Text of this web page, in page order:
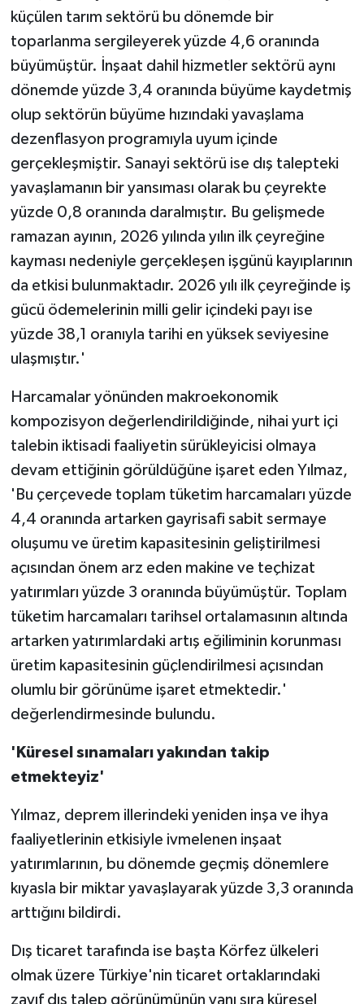
küçülen tarım sektörü bu dönemde bir
toparlanma sergileyerek yüzde 4,6 oranında
büyümüştür. İnşaat dahil hizmetler sektörü aynı
dönemde yüzde 3,4 oranında büyüme kaydetmiş
olup sektörün büyüme hızındaki yavaşlama
dezenflasyon programıyla uyum içinde
gerçekleşmiştir. Sanayi sektörü ise dış talepteki
yavaşlamanın bir yansıması olarak bu çeyrekte
yüzde 0,8 oranında daralmıştır. Bu gelişmede
ramazan ayının, 2026 yılında yılın ilk çeyreğine
kayması nedeniyle gerçekleşen işgünü kayıplarının
da etkisi bulunmaktadır. 2026 yılı ilk çeyreğinde iş
gücü ödemelerinin milli gelir içindeki payı ise
yüzde 38,1 oranıyla tarihi en yüksek seviyesine
ulaşmıştır.'
Harcamalar yönünden makroekonomik
kompozisyon değerlendirildiğinde, nihai yurt içi
talebin iktisadi faaliyetin sürükleyicisi olmaya
devam ettiğinin görüldüğüne işaret eden Yılmaz,
'Bu çerçevede toplam tüketim harcamaları yüzde
4,4 oranında artarken gayrisafi sabit sermaye
oluşumu ve üretim kapasitesinin geliştirilmesi
açısından önem arz eden makine ve teçhizat
yatırımları yüzde 3 oranında büyümüştür. Toplam
tüketim harcamaları tarihsel ortalamasının altında
artarken yatırımlardaki artış eğiliminin korunması
üretim kapasitesinin güçlendirilmesi açısından
olumlu bir görünüme işaret etmektedir.'
değerlendirmesinde bulundu.
'Küresel sınamaları yakından takip
etmekteyiz'
Yılmaz, deprem illerindeki yeniden inşa ve ihya
faaliyetlerinin etkisiyle ivmelenen inşaat
yatırımlarının, bu dönemde geçmiş dönemlere
kıyasla bir miktar yavaşlayarak yüzde 3,3 oranında
arttığını bildirdi.
Dış ticaret tarafında ise başta Körfez ülkeleri
olmak üzere Türkiye'nin ticaret ortaklarındaki
zayıf dış talep görünümünün yanı sıra küresel